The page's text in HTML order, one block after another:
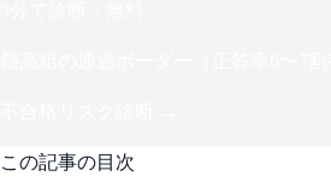
この記事の目次